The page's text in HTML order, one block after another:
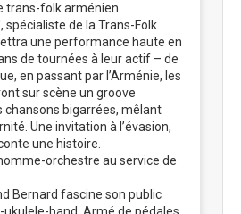
trans-folk arménien
spécialiste de la Trans-Folk
une performance haute en
de tournées à leur actif – de
en passant par l’Arménie, les
sur scène un groove
chansons bigarrées, mêlant
Une invitation à l’évasion,
une histoire.
orchestre au service de
Bernard fascine son public